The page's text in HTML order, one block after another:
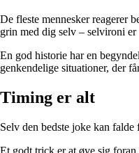
De fleste mennesker reagerer
grin med dig selv – selvironi
En god historie har en
genkendelige situationer, der
Timing er alt
Selv den bedste joke kan